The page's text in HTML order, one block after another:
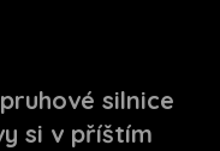
silnice
si v příštím